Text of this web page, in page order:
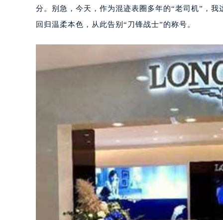
分。别急，今天，作为混迹表圈多年的“老司机”，
回归温柔本色，从此告别“刀锋战士”的称号。